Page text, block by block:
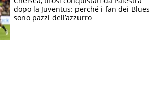
dopo la Juventus: perché i fan dei Blues
sono pazzi dell’azzurro